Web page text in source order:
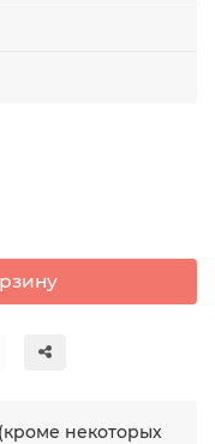
(кроме некоторых